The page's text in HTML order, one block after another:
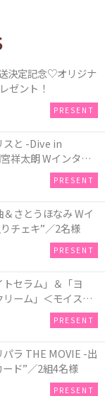
決定記念♡オリジナ
ゼント！
PRESENT
スと -Dive in
祥太朗 Wインタビ
”／1名様 PRESENT
さとうほなみ Wイ
チェキ”／2名様
PRESENT
セラム」＆「ヨ
ーム」＜モイスト
1名様・計2名様
PRESENT
ラ THE MOVIE -出
ド”／2組4名様
PRESENT